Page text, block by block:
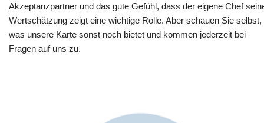
Akzeptanzpartner und das gute Gefühl, dass der eigene Chef
Wertschätzung zeigt eine wichtige Rolle. Aber schauen Sie selbst,
was unsere Karte sonst noch bietet und kommen jederzeit bei
Fragen auf uns zu.